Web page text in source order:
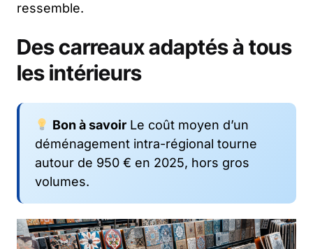
ressemble.
Des carreaux adaptés à tous
les intérieurs
Bon à savoirLe coût moyen d’un
déménagement intra-régional tourne
autour de 950 € en 2025, hors gros
volumes.